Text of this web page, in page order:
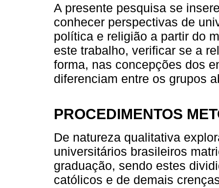
A presente pesquisa se
conhecer perspectivas de
política e religião a partir do
este trabalho, verificar se a
forma, nas concepções dos
diferenciam entre os grupos
PROCEDIMENTOS
De natureza qualitativa
universitários brasileiros
graduação, sendo estes
católicos e de demais